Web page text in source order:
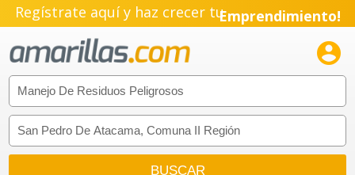
Regístrate aquí y haz crecer tuEmprendimiento!
